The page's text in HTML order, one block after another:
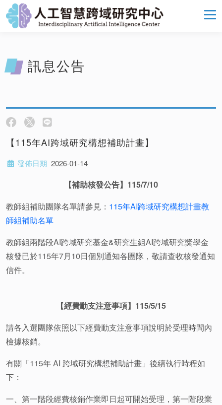
訊息公告
【115年AI跨域研究構想補助計畫】
發佈日期 2026-01-14
【補助核發公告】115/7/10
教師組補助團隊名單請參見： 115年AI跨域研究構想計畫教
師組補助名單
教師組兩階段AI跨域研究基金&研究生組AI跨域研究獎學金
核發已於115年7月10日個別通知各團隊，敬請查收核發通知
信件。
【經費動支注意事項】115/5/15
請各入選團隊依照以下經費動支注意事項說明於受理時間內
檢據核銷。
有關「115年 AI 跨域研究構想補助計畫」後續執行時程如
下：
一、第一階段經費核銷作業即日起可開始受理， 第一階段業